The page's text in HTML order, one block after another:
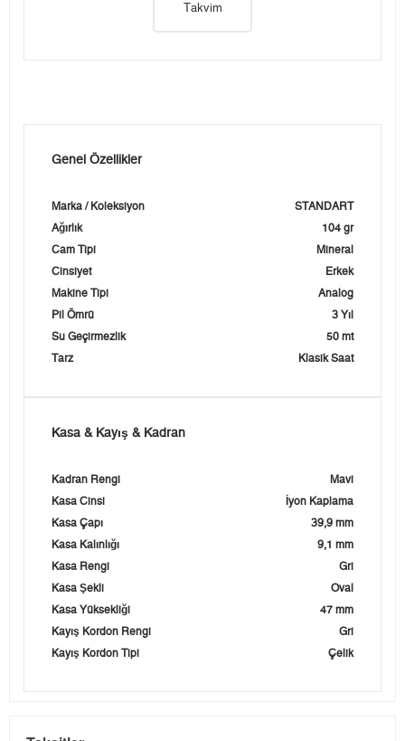
Takvim
Genel Özellikler
Marka / Koleksiyon
STANDART
Ağırlık
104 gr
Cam Tipi
Mineral
Cinsiyet
Erkek
Makine Tipi
Analog
Pil Ömrü
3 Yıl
Su Geçirmezlik
50 mt
Tarz
Klasik Saat
Kasa & Kayış & Kadran
Kadran Rengi
Mavi
Kasa Cinsi
İyon Kaplama
Kasa Çapı
39,9 mm
Kasa Kalınlığı
9,1 mm
Kasa Rengi
Gri
Kasa Şekli
Oval
Kasa Yüksekliği
47 mm
Kayış Kordon Rengi
Gri
Kayış Kordon Tipi
Çelik